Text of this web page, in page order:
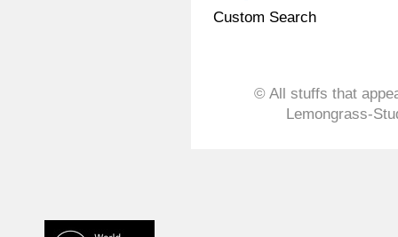
Custom Search
© All stuffs that
Lemongrass-